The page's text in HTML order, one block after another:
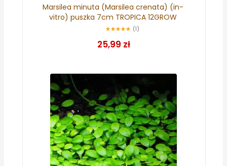
Marsilea minuta (Marsilea crenata) (in-
vitro) puszka 7cm TROPICA 12GROW
(1)
25,99 zł